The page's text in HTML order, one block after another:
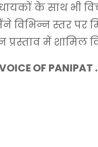
के साथ भी
विभिन्न स्तर
प्रस्ताव में शामिल
OF